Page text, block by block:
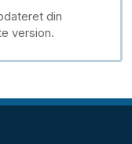
din
version.